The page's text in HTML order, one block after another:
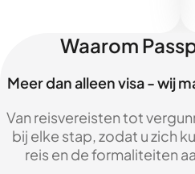
Waarom
Meer dan alleen visa - wij
Van reisvereisten tot
bij elke stap, zodat u zich
reis en de formaliteiten